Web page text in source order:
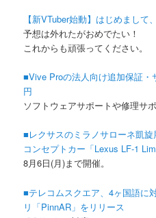
【新VTuber始動】はじめまして
予想は外れたがおめでたい！
これからも頑張ってください。
■Vive Proの法人向け追加保証
円
ソフトウェアサポートや修理サポ
■レクサスのミラノサローネ凱
コンセプトカー「Lexus LF-1
8月6日(月)まで開催。
■テレコムスクエア、4ヶ国語に
リ「PinnAR」をリリース